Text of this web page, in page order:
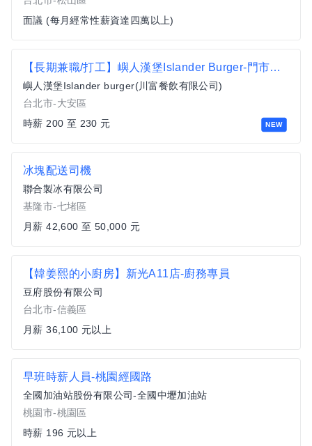
面議 (每月經常性薪資達四萬以上)
NEW
【長期兼職/打工】嶼人漢堡Islander Burger-門市營運夥伴 (內場)
嶼人漢堡Islander burger(川富餐飲有限公司)
台北市-大安區
時薪 200 至 230 元
冰塊配送司機
聯合製冰有限公司
基隆市-七堵區
月薪 42,600 至 50,000 元
【韓姜熙的小廚房】新光A11店-廚務專員
豆府股份有限公司
台北市-信義區
月薪 36,100 元以上
早班時薪人員-桃園經國路
全國加油站股份有限公司-全國中壢加油站
桃園市-桃園區
時薪 196 元以上